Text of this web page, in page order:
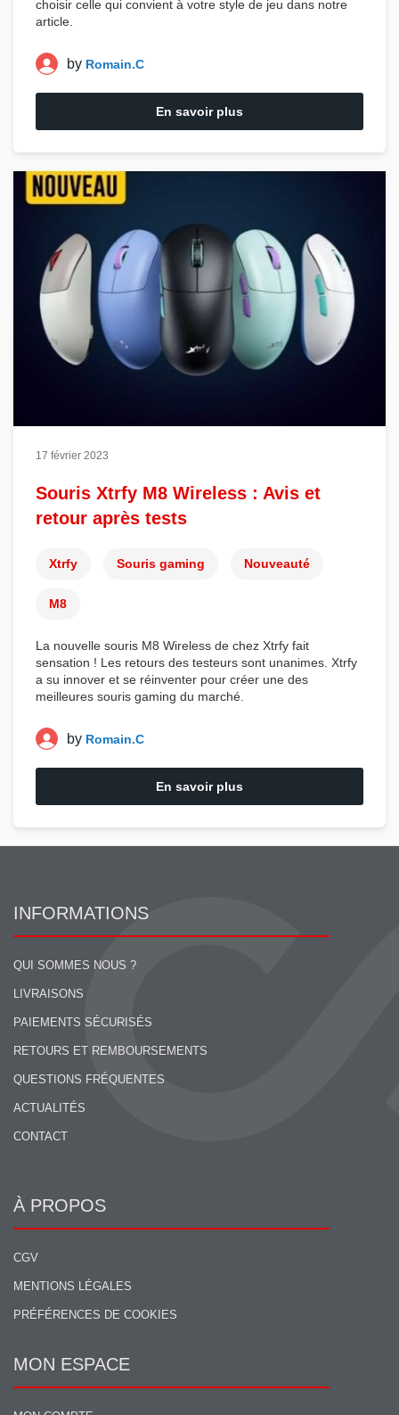
choisir celle qui convient à votre style de jeu dans notre
article.
by Romain.C
En savoir plus
17 février 2023
Souris Xtrfy M8 Wireless : Avis et
retour après tests
Xtrfy Souris gaming Nouveauté
M8
La nouvelle souris M8 Wireless de chez Xtrfy fait
sensation ! Les retours des testeurs sont unanimes. Xtrfy
a su innover et se réinventer pour créer une des
meilleures souris gaming du marché.
by Romain.C
En savoir plus
INFORMATIONS
QUI SOMMES NOUS ?
LIVRAISONS
PAIEMENTS SÉCURISÉS
RETOURS ET REMBOURSEMENTS
QUESTIONS FRÉQUENTES
ACTUALITÉS
CONTACT
À PROPOS
CGV
MENTIONS LÉGALES
PRÉFÉRENCES DE COOKIES
MON ESPACE